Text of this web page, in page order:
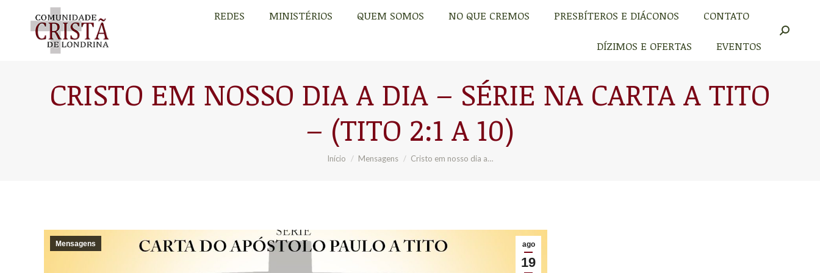
REDES MINISTÉRIOS QUEM SOMOS NO QUE CREMOS PRESBÍTEROS E DIÁCONOS CONTATO
DÍZIMOS E OFERTAS EVENTOS
Buscar
CRISTO EM NOSSO DIA A DIA – SÉRIE NA CARTA A TITO
– (TITO 2:1 A 10)
Você está aqui:
Início Mensagens Cristo em nosso dia a…
ago
19
Mensagens
REDES MINISTÉRIOS QUEM SOMOS NO QUE CREMOS PRESBÍTEROS E DIÁCONOS
CONTATO
DÍZIMOS E OFERTAS
Buscar